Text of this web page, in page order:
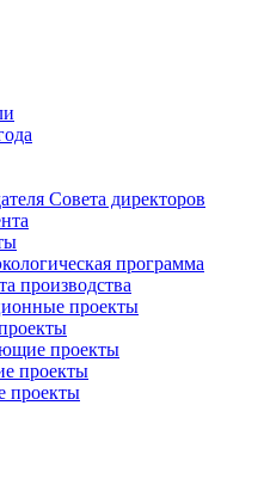
Совета директоров
программа
производства
проекты
проекты
проекты
проекты